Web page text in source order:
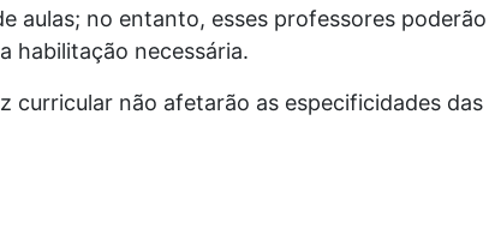
aulas; no entanto, esses professores poderão
habilitação necessária.
curricular não afetarão as especificidades das